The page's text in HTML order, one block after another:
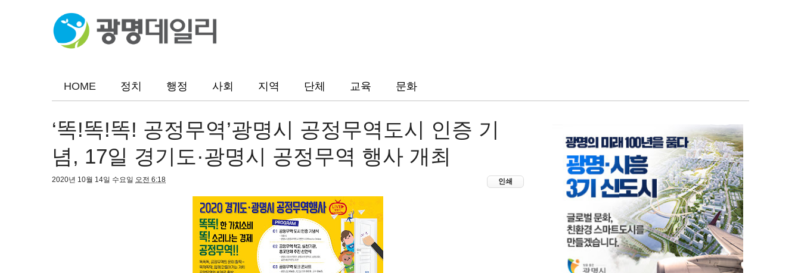
HOME 정치 행정 사회 지역 단체 교육 문화
‘똑!똑!똑! 공정무역’광명시 공정무역도시 인증 기
념, 17일 경기도·광명시 공정무역 행사 개최
2020년 10월 14일 수요일 오전 6:18 인쇄